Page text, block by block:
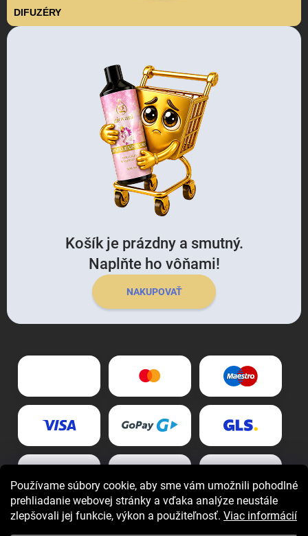
Používame súbory cookie, aby sme vám umožnili pohodlné
prehliadanie webovej stránky a vďaka analýze neustále
zlepšovali jej funkcie, výkon a použiteľnosť. Viac informácií
DIFUZÉRY
Košík je prázdny a smutný.
Naplňte ho vôňami!
NAKUPOVAŤ